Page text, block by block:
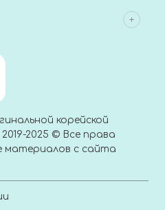
корейской
2025 © Все права
материалов с сайта